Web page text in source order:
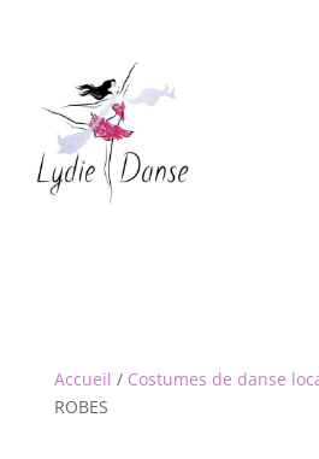
Accueil / Costumes de danse
ROBES